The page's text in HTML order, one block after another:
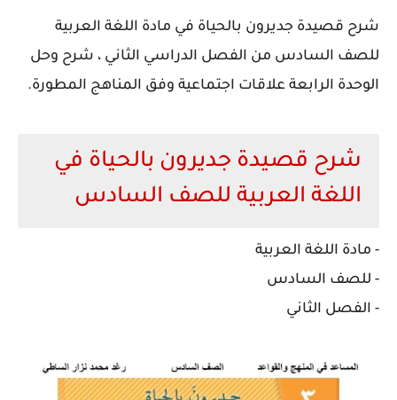
شرح قصيدة جديرون بالحياة في مادة اللغة العربية
للصف السادس من الفصل الدراسي الثاني ، شرح وحل
الوحدة الرابعة علاقات اجتماعية وفق المناهج المطورة.
شرح قصيدة جديرون بالحياة في
اللغة العربية للصف السادس
- مادة اللغة العربية
- للصف السادس
- الفصل الثاني